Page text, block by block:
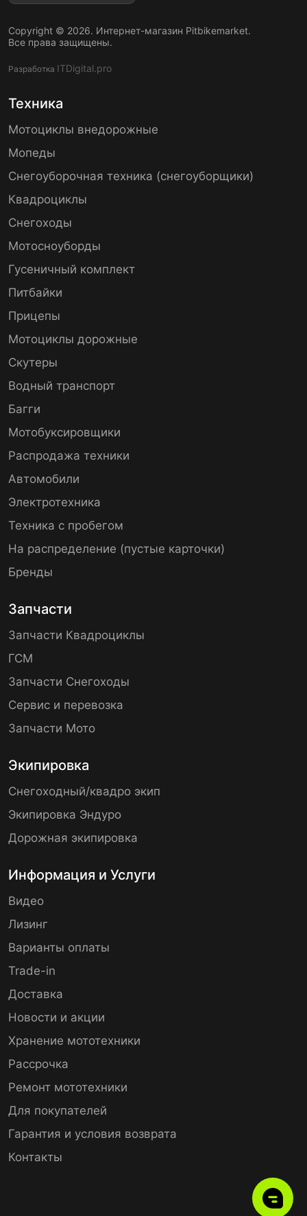
Copyright © 2026. Интернет-магазин Pitbikemarket.
Все права защищены.
Разработка ITDigital.pro
Техника
Мотоциклы внедорожные
Мопеды
Снегоуборочная техника (снегоуборщики)
Квадроциклы
Снегоходы
Мотосноуборды
Гусеничный комплект
Питбайки
Прицепы
Мотоциклы дорожные
Скутеры
Водный транспорт
Багги
Мотобуксировщики
Распродажа техники
Автомобили
Электротехника
Техника с пробегом
На распределение (пустые карточки)
Бренды
Запчасти
Запчасти Квадроциклы
ГСМ
Запчасти Снегоходы
Сервис и перевозка
Запчасти Мото
Экипировка
Снегоходный/квадро экип
Экипировка Эндуро
Дорожная экипировка
Информация и Услуги
Видео
Лизинг
Варианты оплаты
Trade-in
Доставка
Новости и акции
Хранение мототехники
Рассрочка
Ремонт мототехники
Для покупателей
Гарантия и условия возврата
Контакты